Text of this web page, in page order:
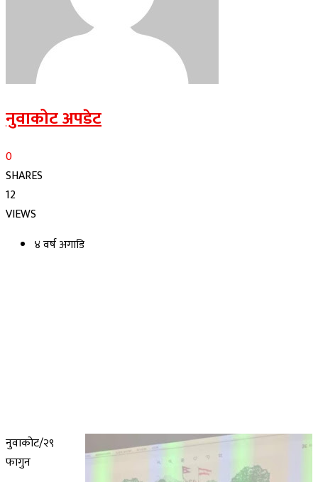
नुवाकोट अपडेट
0
SHARES
12
VIEWS
४ वर्ष अगाडि
नुवाकोट/२९
फागुन